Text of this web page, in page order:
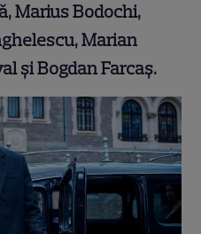
Marius Bodochi,
Marian
și Bogdan Farcaș.